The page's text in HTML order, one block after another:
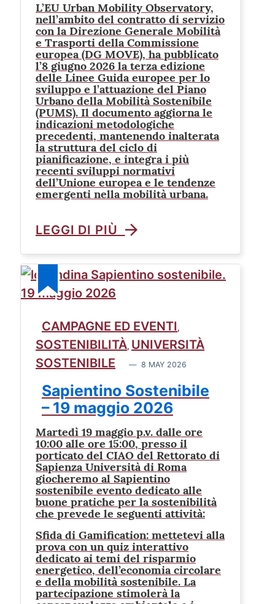
L’EU Urban Mobility Observatory,
nell’ambito del contratto di servizio
con la Direzione Generale Mobilità
e Trasporti della Commissione
europea (DG MOVE), ha pubblicato
l’8 giugno 2026 la terza edizione
delle Linee Guida europee per lo
sviluppo e l’attuazione del Piano
Urbano della Mobilità Sostenibile
(PUMS). Il documento aggiorna le
indicazioni metodologiche
precedenti, mantenendo inalterata
la struttura del ciclo di
pianificazione, e integra i più
recenti sviluppi normativi
dell’Unione europea e le tendenze
emergenti nella mobilità urbana.
LEGGI DI PIÙ
CAMPAGNE ED EVENTI ,
SOSTENIBILITÀ, UNIVERSITÀ
SOSTENIBILE
8 MAY 2026
Sapientino Sostenibile
– 19 maggio 2026
Martedì 19 maggio p.v. dalle ore
10:00 alle ore 15:00, presso il
porticato del CIAO del Rettorato di
Sapienza Università di Roma
giocheremo al Sapientino
sostenibile evento dedicato alle
buone pratiche per la sostenibilità
che prevede le seguenti attività:
Sfida di Gamification: mettetevi alla
prova con un quiz interattivo
dedicato ai temi del risparmio
energetico, dell’economia circolare
e della mobilità sostenibile. La
partecipazione stimolerà la